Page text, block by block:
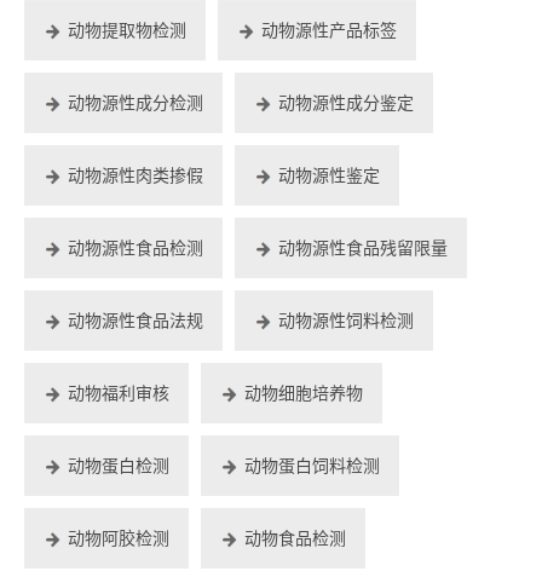
动物提取物检测 动物源性产品标签
动物源性成分检测 动物源性成分鉴定
动物源性肉类掺假 动物源性鉴定
动物源性食品检测 动物源性食品残留限量
动物源性食品法规 动物源性饲料检测
动物福利审核 动物细胞培养物
动物蛋白检测 动物蛋白饲料检测
动物阿胶检测 动物食品检测